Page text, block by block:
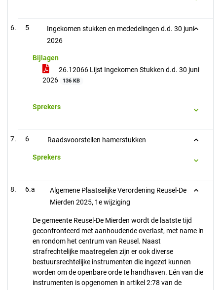
5
Ingekomen stukken en mededelingen d.d. 30 juni
2026
Bijlagen
26.12066 Lijst Ingekomen Stukken d.d. 30 juni
2026
136 KB
Sprekers
6 Raadsvoorstellen hamerstukken
Sprekers
6.a
Algemene Plaatselijke Verordening Reusel-De
Mierden 2025, 1e wijziging
De gemeente Reusel-De Mierden wordt de laatste tijd
geconfronteerd met aanhoudende overlast, met name in
en rondom het centrum van Reusel. Naast
strafrechtelijke maatregelen zijn er ook diverse
bestuursrechtelijke instrumenten die ingezet kunnen
worden om de openbare orde te handhaven. Eén van die
instrumenten is opgenomen in artikel 2:78 van de